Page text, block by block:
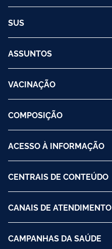
SUS
ASSUNTOS
VACINAÇÃO
COMPOSIÇÃO
ACESSO À INFORMAÇÃO
CENTRAIS DE CONTEÚDO
CANAIS DE ATENDIMENTO
CAMPANHAS DA SAÚDE